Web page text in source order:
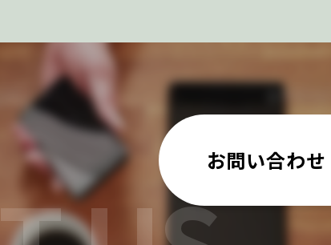
お問い合わせ